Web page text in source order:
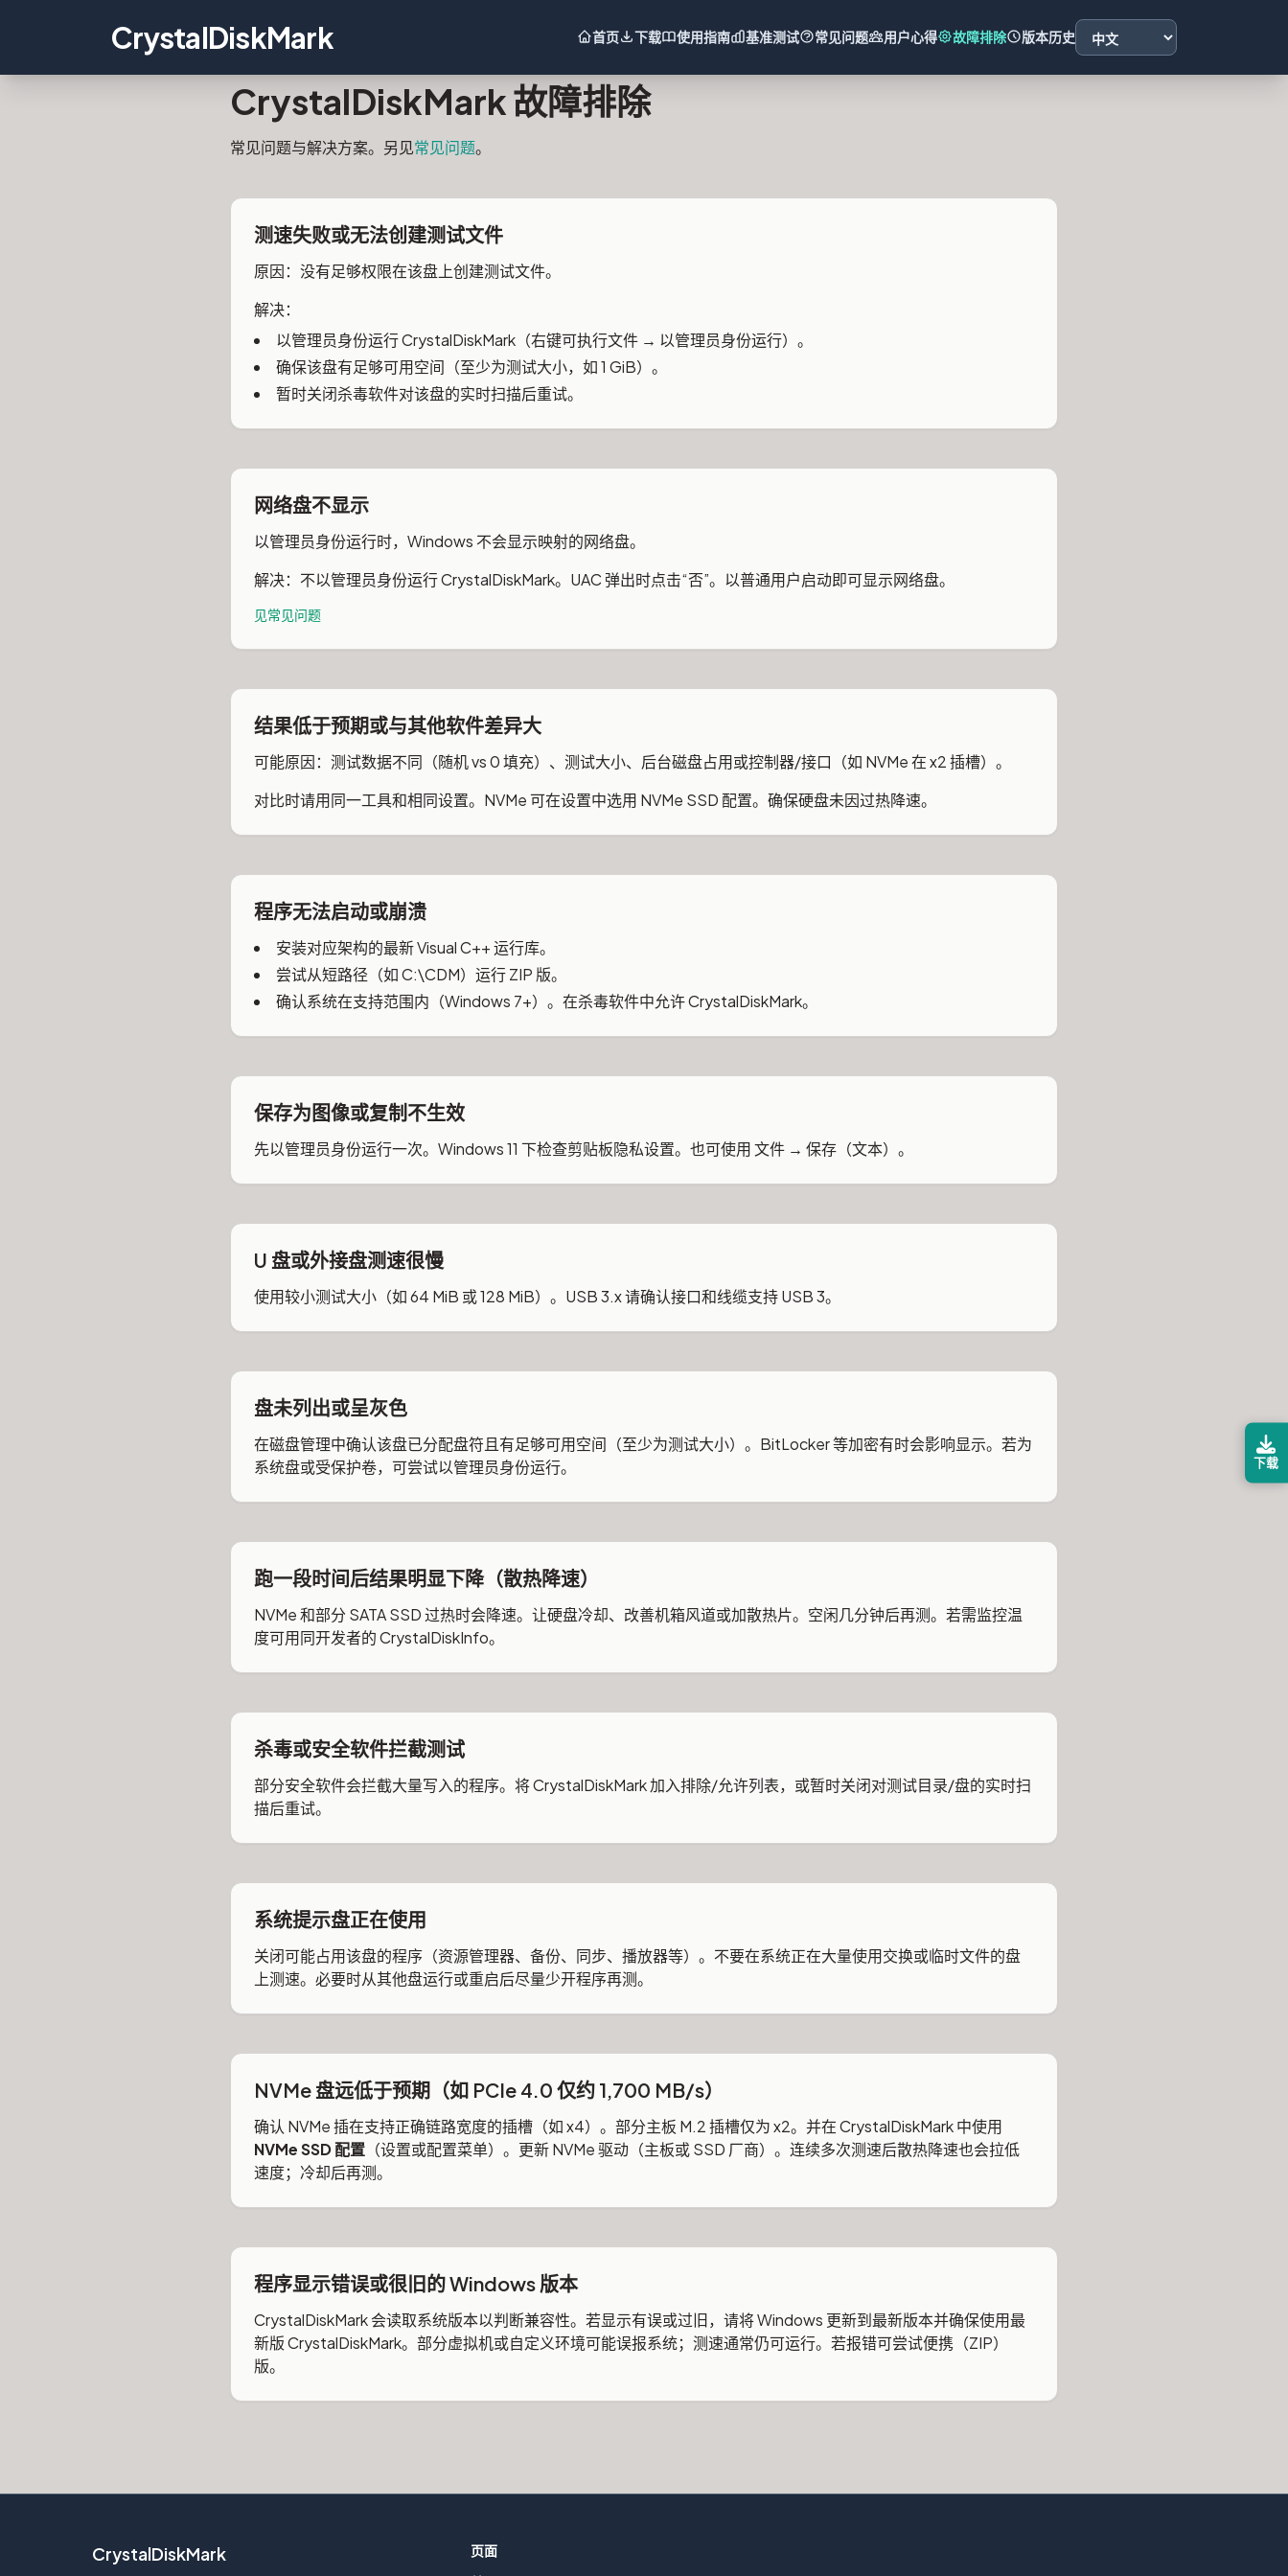
下载
CrystalDiskMark 首页 下载 使用指南 基准测试 常见问题 用户心得 故障排除 版本历史Language
CrystalDiskMark 故障排除
常见问题与解决方案。另见常见问题。
测速失败或无法创建测试文件
原因：没有足够权限在该盘上创建测试文件。
解决：
以管理员身份运行 CrystalDiskMark（右键可执行文件 → 以管理员身份运行）。
确保该盘有足够可用空间（至少为测试大小，如 1 GiB）。
暂时关闭杀毒软件对该盘的实时扫描后重试。
网络盘不显示
以管理员身份运行时，Windows 不会显示映射的网络盘。
解决：不以管理员身份运行 CrystalDiskMark。UAC 弹出时点击“否”。以普通用户启动即可显示网络盘。
见常见问题
结果低于预期或与其他软件差异大
可能原因：测试数据不同（随机 vs 0 填充）、测试大小、后台磁盘占用或控制器/接口（如 NVMe 在 x2 插槽）。
对比时请用同一工具和相同设置。NVMe 可在设置中选用 NVMe SSD 配置。确保硬盘未因过热降速。
程序无法启动或崩溃
安装对应架构的最新 Visual C++ 运行库。
尝试从短路径（如 C:\CDM）运行 ZIP 版。
确认系统在支持范围内（Windows 7+）。在杀毒软件中允许 CrystalDiskMark。
保存为图像或复制不生效
先以管理员身份运行一次。Windows 11 下检查剪贴板隐私设置。也可使用 文件 → 保存（文本）。
U 盘或外接盘测速很慢
使用较小测试大小（如 64 MiB 或 128 MiB）。USB 3.x 请确认接口和线缆支持 USB 3。
盘未列出或呈灰色
在磁盘管理中确认该盘已分配盘符且有足够可用空间（至少为测试大小）。BitLocker 等加密有时会影响显示。若为
系统盘或受保护卷，可尝试以管理员身份运行。
跑一段时间后结果明显下降（散热降速）
NVMe 和部分 SATA SSD 过热时会降速。让硬盘冷却、改善机箱风道或加散热片。空闲几分钟后再测。若需监控温
度可用同开发者的 CrystalDiskInfo。
杀毒或安全软件拦截测试
部分安全软件会拦截大量写入的程序。将 CrystalDiskMark 加入排除/允许列表，或暂时关闭对测试目录/盘的实时扫
描后重试。
系统提示盘正在使用
关闭可能占用该盘的程序（资源管理器、备份、同步、播放器等）。不要在系统正在大量使用交换或临时文件的盘
上测速。必要时从其他盘运行或重启后尽量少开程序再测。
NVMe 盘远低于预期（如 PCIe 4.0 仅约 1,700 MB/s）
确认 NVMe 插在支持正确链路宽度的插槽（如 x4）。部分主板 M.2 插槽仅为 x2。并在 CrystalDiskMark 中使用
NVMe SSD 配置 （设置或配置菜单）。更新 NVMe 驱动（主板或 SSD 厂商）。连续多次测速后散热降速也会拉低
速度；冷却后再测。
程序显示错误或很旧的 Windows 版本
CrystalDiskMark 会读取系统版本以判断兼容性。若显示有误或过旧，请将 Windows 更新到最新版本并确保使用最
新版 CrystalDiskMark。部分虚拟机或自定义环境可能误报系统；测速通常仍可运行。若报错可尝试便携（ZIP）
版。
CrystalDiskMark
页面